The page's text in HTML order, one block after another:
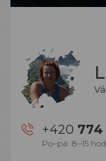
+420 774
Po–pá: 8–15 hod.